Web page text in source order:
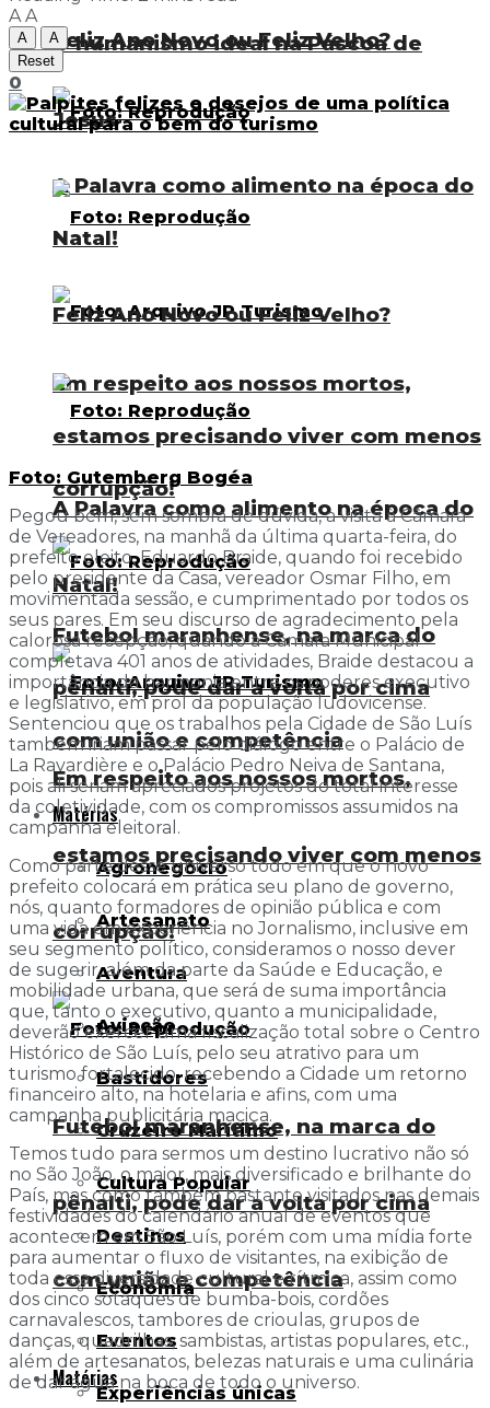
Feliz Ano Novo ou Feliz Velho?
A Palavra como alimento na época do
Natal!
Em respeito aos nossos mortos,
estamos precisando viver com menos
corrupção!
Futebol maranhense, na marca do
pênalti, pode dar a volta por cima
com união e competência
Matérias
Agronegócio
Artesanato
Aventura
Aviação
Bastidores
Cruzeiro Marítimo
Cultura Popular
Destinos
Economia
Eventos
Experiências únicas
O humanismo ideal na Páscoa de
Jesus
Feliz Ano Novo ou Feliz Velho?
A Palavra como alimento na época do
Natal!
Em respeito aos nossos mortos,
estamos precisando viver com menos
corrupção!
Futebol maranhense, na marca do
pênalti, pode dar a volta por cima
com união e competência
Matérias
A A
A
A
Reset
0
Foto: Gutemberg Bogéa
Pegou bem, sem sombra de dúvida, a visita à Câmara
de Vereadores, na manhã da última quarta-feira, do
prefeito eleito, Eduardo Braide, quando foi recebido
pelo presidente da Casa, vereador Osmar Filho, em
movimentada sessão, e cumprimentado por todos os
seus pares. Em seu discurso de agradecimento pela
calorosa recepção, quando a Câmara Municipal
completava 401 anos de atividades, Braide destacou a
importância da harmonia entre os poderes executivo
e legislativo, em prol da população ludovicense.
Sentenciou que os trabalhos pela Cidade de São Luís
também iriam passar pelo diálogo entre o Palácio de
La Ravardière e o Palácio Pedro Neiva de Santana,
pois ali seriam apreciados projetos do total interesse
da coletividade, com os compromissos assumidos na
campanha eleitoral.
Como parte desse universo todo em que o novo
prefeito colocará em prática seu plano de governo,
nós, quanto formadores de opinião pública e com
uma vida em experiência no Jornalismo, inclusive em
seu segmento político, consideramos o nosso dever
de sugerir, além da parte da Saúde e Educação, e
mobilidade urbana, que será de suma importância
que, tanto o executivo, quanto a municipalidade,
deverão exercer uma fiscalização total sobre o Centro
Histórico de São Luís, pelo seu atrativo para um
turismo fortalecido, recebendo a Cidade um retorno
financeiro alto, na hotelaria e afins, com uma
campanha publicitária maciça.
Temos tudo para sermos um destino lucrativo não só
no São João, o maior, mais diversificado e brilhante do
País, mas como também bastante visitados nas demais
festividades do calendário anual de eventos que
acontecem em São Luís, porém com uma mídia forte
para aumentar o fluxo de visitantes, na exibição de
toda essa diversidade cultural e rítmica, assim como
dos cinco sotaques de bumba-bois, cordões
carnavalescos, tambores de crioulas, grupos de
danças, quadrilhas, sambistas, artistas populares, etc.,
além de artesanatos, belezas naturais e uma culinária
de dar água na boca de todo o universo.